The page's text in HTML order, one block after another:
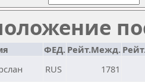
ФЕД. Рейт.Межд.
RUS 1781